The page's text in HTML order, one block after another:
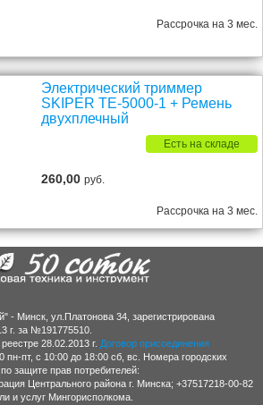
Рассрочка на 3 мес.
Электрический триммер
SKIPER TE-5000-1 + Ремень
двухплечный
Есть на складе
260,00руб.
Рассрочка на 3 мес.
Минск, ул.Платонова 34, зарегистрирована
г. за №191775510.
28.02.2013 г. Договор присоединения
пн-пт, с 10:00 до 18:00 сб, вс. Номера городских
защите прав потребителей:
Центрального района г. Минска; +37517218-00-82
и услуг Мингорисполкома.